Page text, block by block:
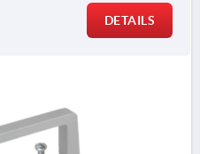
DETAILS